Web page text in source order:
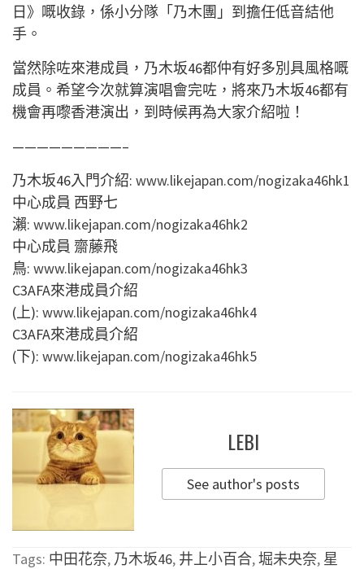
日》嘅收錄，係小分隊「乃木團」到擔任低音結他
手。
當然除咗來港成員，乃木坂46都仲有好多別具風格嘅
成員。希望今次就算演唱會完咗，將來乃木坂46都有
機會再嚟香港演出，到時候再為大家介紹啦！
—————————–
乃木坂46入門介紹: www.likejapan.com/nogizaka46hk1
中心成員 西野七
瀨: www.likejapan.com/nogizaka46hk2
中心成員 齋藤飛
鳥: www.likejapan.com/nogizaka46hk3
C3AFA來港成員介紹
(上): www.likejapan.com/nogizaka46hk4
C3AFA來港成員介紹
(下): www.likejapan.com/nogizaka46hk5
LEBI
See author's posts
Tags: 中田花奈, 乃木坂46, 井上小百合,堀未央奈, 星